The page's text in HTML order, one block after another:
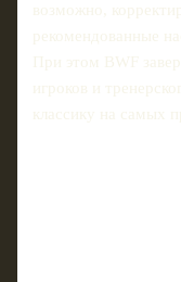
возможно,
рекомендованные
При этом BWF
игроков и
классику на самых